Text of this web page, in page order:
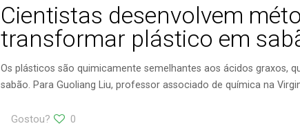
Cientistas desenvolvem
transformar plástico em
Os plásticos são quimicamente semelhantes aos ácidos graxos,
sabão. Para Guoliang Liu, professor associado de química na
Gostou? 0